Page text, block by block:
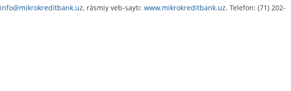
info@mikrokreditbank.uz, rásmiy veb-saytı: www.mikrokreditbank.uz. Telefon: (71) 202-